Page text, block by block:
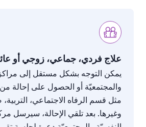
علاج فردي، جماعي، زوجي أو
يمكن التوجه بشكل مستقل إلى مراكز
والمجتمعيّة أو الحصول على إحالة من
مثل قسم الرفاه الاجتماعي، التربية،
وغيرها. بعد تلقي الإحالة، سيرسل